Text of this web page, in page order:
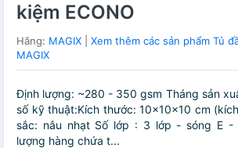
kiệm ECONO
Hãng: MAGIX
Xem thêm các sản phẩm Tủ
MAGIX
Định lượng: ~280 - 350 gsm Tháng sản
số kỹ thuật:Kích thước: 10x10x10 cm
sắc: nâu nhạt Số lớp : 3 lớp - sóng E -
lượng hàng chứa t...